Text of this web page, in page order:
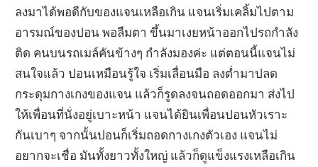
ลงมาได้พอดีกับของแจนเหลือเกิน แจนเริ่มเคลิ้มไปตาม
อารมณ์ของปอน พอลืมตา ขึ้นมาเงยหน้าออกไปรถกำลัง
ติด คนบนรถเมล์คันข้างๆ กำลังมองค่ะ แต่ตอนนี้แจนไม่
สนใจแล้ว ปอนเหมือนรู้ใจ เริ่มเลื่อนมือ ลงต่ำมาปลด
กระดุมกางเกงของแจน แล้วก็รูดลงจนถอดออกมา ส่งไป
ให้เพื่อนที่นั่งอยู่เบาะหน้า แจนได้ยินเพื่อนปอนหัวเราะ
กันเบาๆ จากนั้นปอนก็เริ่มถอดกางเกงตัวเอง แจนไม่
อยากจะเชื่อ มันทั้งยาวทั้งใหญ่ แล้วก็ดูแข็งแรงเหลือเกิน